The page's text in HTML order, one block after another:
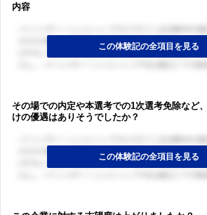
内容
その場での内定や本選考での1次選考免除など
けの優遇はありそうでしたか？